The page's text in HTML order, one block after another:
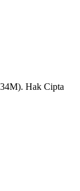
Hak Cipta